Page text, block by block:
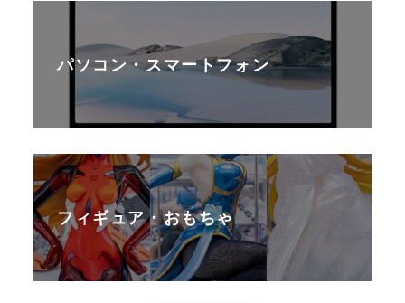
パソコン・スマートフォン
フィギュア・おもちゃ